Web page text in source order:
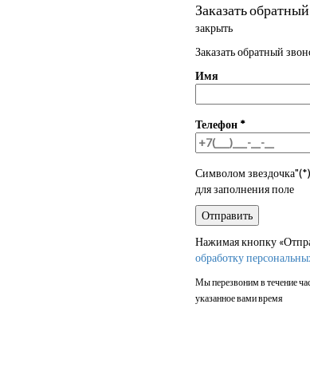
Заказать
закрыть
Заказать обратный
Имя
Телефон *
Символом
для заполнения поле
Нажимая кнопку
обработку
Мы перезвоним в течение
указанное вами время